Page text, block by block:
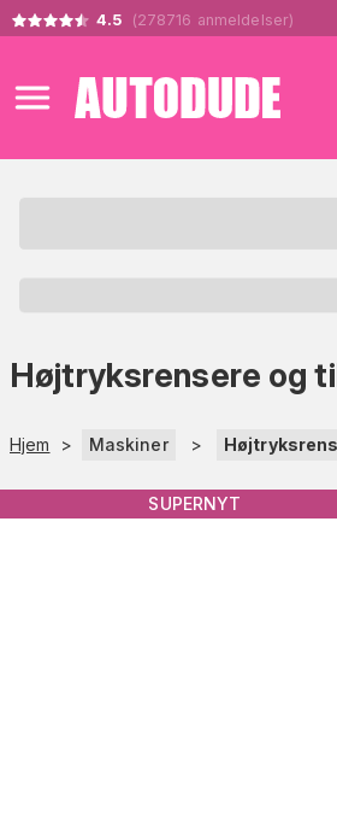
4.5 (278716 anmeldelser)
Højtryksrensere og
Hjem > Maskiner >
SUPERNYT